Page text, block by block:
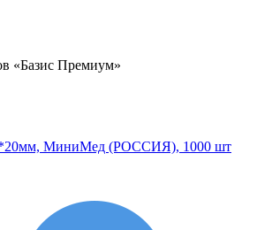
«Базис Премиум»
МиниМед (РОССИЯ), 1000 шт